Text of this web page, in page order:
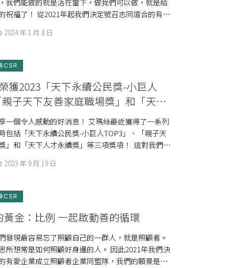
我們能做的就是活在當下，做我們可以做，就是給
祝福了！ 從2021年起我們決定號召志同道合的有愛
2024 年 1 月 8 日
CSR
獲2023「天下永續公民獎-小巨人
親子天下友善家庭職場獎」和「天下
等三項獎項！
一個令人感動的好消息！ 艾瑪絲最近獲得了一系列
包括「天下永續公民獎-小巨人TOP3」、「親子天
」和「天下人才永續獎」等三項獎項！ ​ 這對我們來
2023 年 9 月 19 日
CSR
黃金：比例 一起啟動善的循環
發現最容易忘了照顧自己的一群人，就是照顧者。
所想常是如何照顧好身邊的人。 因此2021年我們決
有愛企業成立照顧者企業同盟隊，我們的願景是成